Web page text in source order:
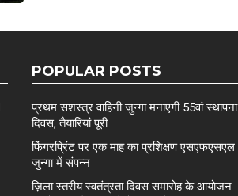
POPULAR POSTS
प्रथम सशस्त्र वाहिनी जुन्गा मनाएगी 55वां स्थापना
दिवस, तैयारियां पूरी
फिंगरप्रिंट पर एक माह का प्रशिक्षण एसएफएसएल
जुन्गा में संपन्न
ज़िला स्तरीय स्वतंत्रता दिवस समारोह के आयोजन